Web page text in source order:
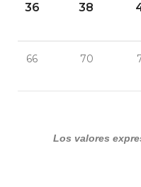
36 38
66 70
Los valores